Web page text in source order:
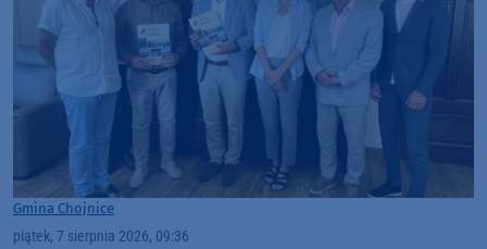
Gmina Chojnice
piątek, 7 sierpnia 2026, 09:36